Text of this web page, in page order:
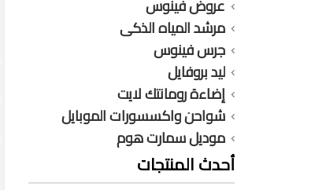
عروض فينوس
مرشد المياه الذكى
جرس فينوس
ليد بروفايل
إضاءة رومانتك لايت
شواحن واكسسورات الموبايل
موديل سمارت هوم
أحدث المنتجات